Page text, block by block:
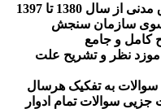
گرداوری 20 دوره سوالات حقوق مدنی از سال 1380 تا 1397
سوی سازمان سنجش
کامل و جامع
موزد نظر و تشریح علت
سوالات به تفکیک هرسال
جزیی سوالات تمام ادوار